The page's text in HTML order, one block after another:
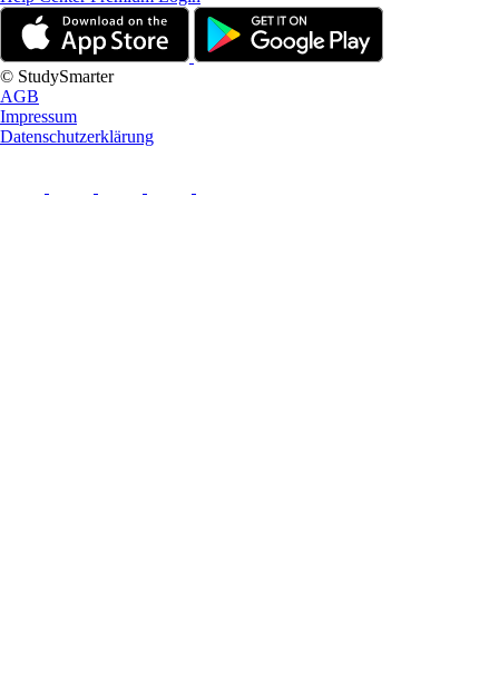
© StudySmarter
AGB
Impressum
Datenschutzerklärung